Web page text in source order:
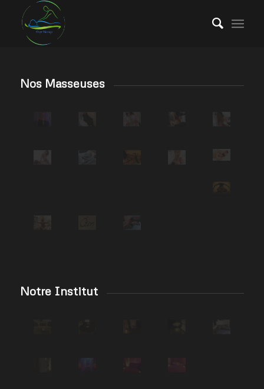
Nos Masseuses
Notre Institut